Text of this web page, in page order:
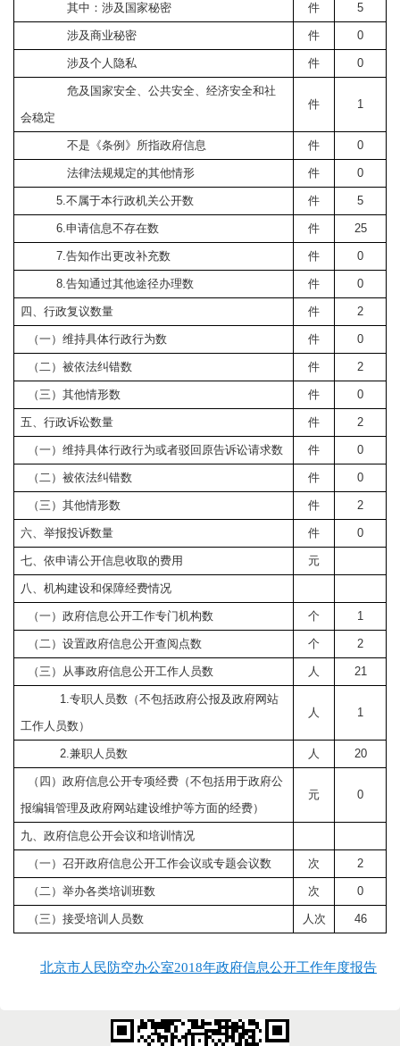
其中：涉及国家秘密 件 5
涉及商业秘密 件 0
涉及个人隐私 件 0
危及国家安全、公共安全、经济安全和社
会稳定
件 1
不是《条例》所指政府信息 件 0
法律法规规定的其他情形 件 0
5.不属于本行政机关公开数 件 5
6.申请信息不存在数 件 25
7.告知作出更改补充数 件 0
8.告知通过其他途径办理数 件 0
四、行政复议数量 件 2
（一）维持具体行政行为数 件 0
（二）被依法纠错数 件 2
（三）其他情形数 件 0
五、行政诉讼数量 件 2
（一）维持具体行政行为或者驳回原告诉讼请求数 件 0
（二）被依法纠错数 件 0
（三）其他情形数 件 2
六、举报投诉数量 件 0
七、依申请公开信息收取的费用 元
八、机构建设和保障经费情况
（一）政府信息公开工作专门机构数 个 1
（二）设置政府信息公开查阅点数 个 2
（三）从事政府信息公开工作人员数 人 21
1.专职人员数（不包括政府公报及政府网站
工作人员数）
人 1
2.兼职人员数 人 20
（四）政府信息公开专项经费（不包括用于政府公
报编辑管理及政府网站建设维护等方面的经费）
元 0
九、政府信息公开会议和培训情况
（一）召开政府信息公开工作会议或专题会议数 次 2
（二）举办各类培训班数 次 0
（三）接受培训人员数 人次 46
北京市人民防空办公室2018年政府信息公开工作年度报告